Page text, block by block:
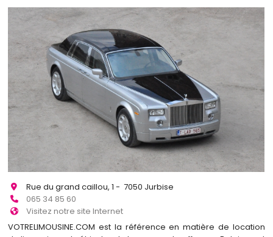
Rue du grand caillou, 1 - 7050 Jurbise
065 34 85 60
Visitez notre site Internet
VOTRELIMOUSINE.COM est la référence en matière de location